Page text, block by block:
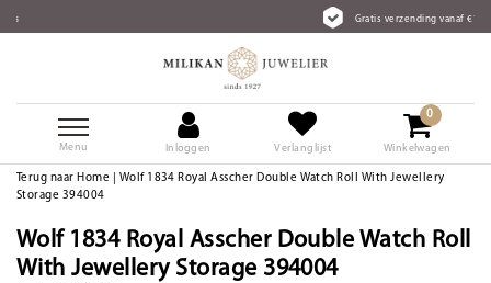
Gratis verzending vanaf €75
Menu Inloggen Verlanglijst
0
Winkelwagen
Terug naar Home
Wolf 1834 Royal Asscher Double Watch Roll With Jewellery
Storage 394004
Wolf 1834 Royal Asscher Double Watch Roll
With Jewellery Storage 394004